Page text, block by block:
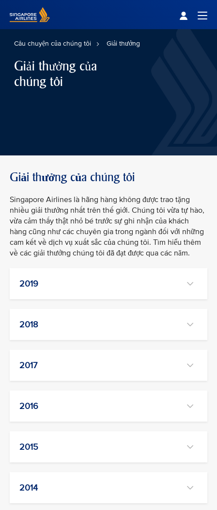
Câu chuyện của chúng tôi Giải thưởng
Giải thưởng của
chúng tôi
Giải thưởng của chúng tôi
Singapore Airlines là hãng hàng không được trao tặng
nhiều giải thưởng nhất trên thế giới. Chúng tôi vừa tự hào,
vừa cảm thấy thật nhỏ bé trước sự ghi nhận của khách
hàng cũng như các chuyên gia trong ngành đối với những
cam kết về dịch vụ xuất sắc của chúng tôi. Tìm hiểu thêm
về các giải thưởng chúng tôi đã đạt được qua các năm.
2019
2018
2017
2016
2015
2014